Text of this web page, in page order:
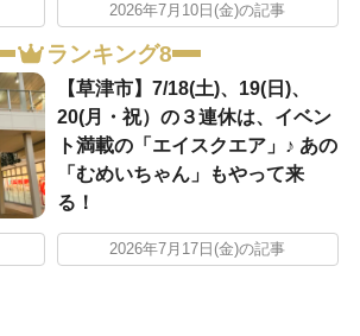
2026年7月10日(金)の記事
ランキング8
【草津市】7/18(土)、19(日)、
20(月・祝）の３連休は、イベン
ト満載の「エイスクエア」♪ あの
「むめいちゃん」もやって来
る！
2026年7月17日(金)の記事